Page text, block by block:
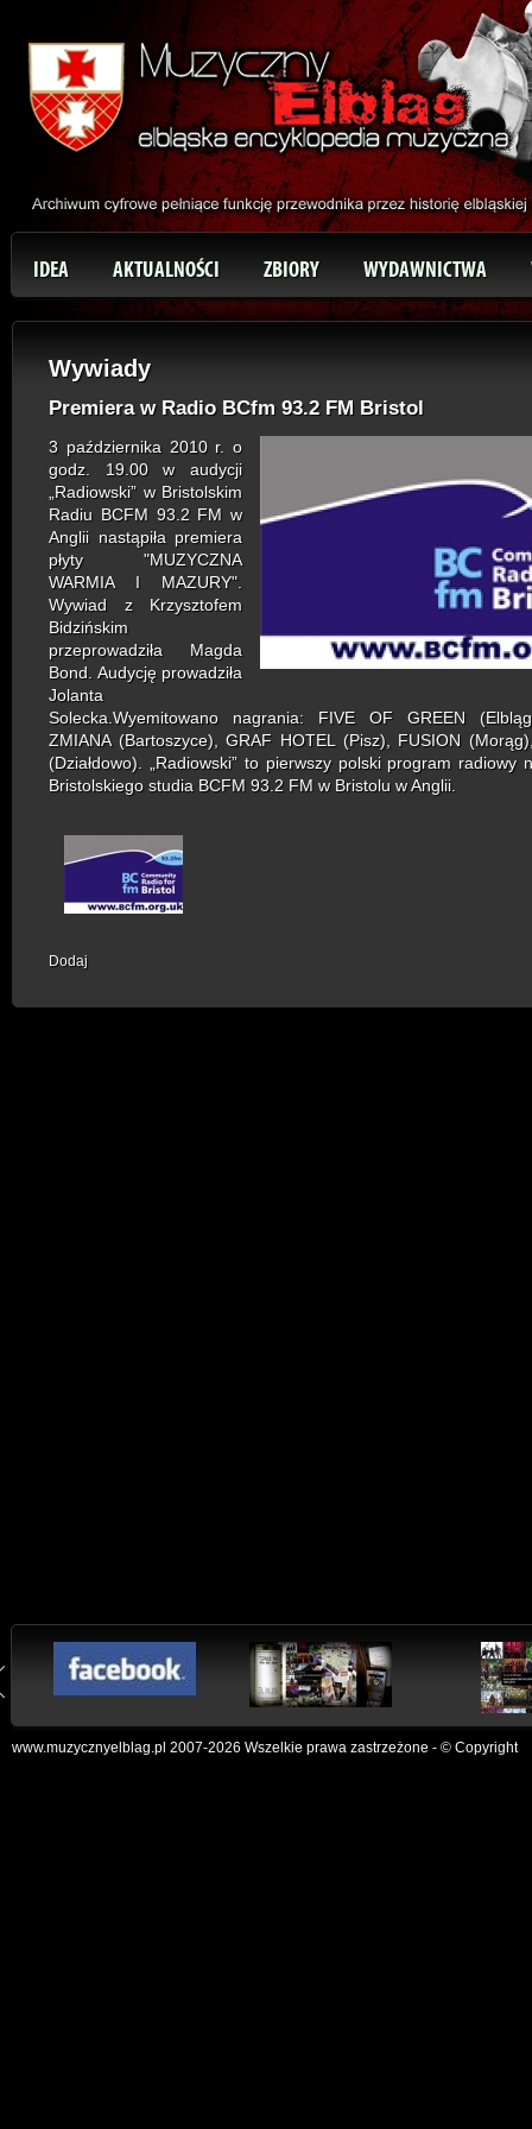
IDEA AKTUALNOŚCI ZBIORY WYDAWNICTWA
Wywiady
Premiera w Radio BCfm 93.2 FM Bristol
3 października 2010 r. o
godz. 19.00 w audycji
„Radiowski” w Bristolskim
Radiu BCFM 93.2 FM w
Anglii nastąpiła premiera
płyty "MUZYCZNA
WARMIA I MAZURY".
Wywiad z Krzysztofem
Bidzińskim
przeprowadziła Magda
Bond. Audycję prowadziła
Jolanta
Solecka. Wyemitowano nagrania: FIVE OF GREEN
ZMIANA (Bartoszyce), GRAF HOTEL (Pisz), FUSION
(Działdowo).
„Radiowski” to pierwszy polski program radiowy
Bristolskiego studia BCFM 93.2 FM w Bristolu w Anglii.
Dodaj
www.muzycznyelblag.pl 2007-2026 Wszelkie prawa zastrzeżone - © Copyright